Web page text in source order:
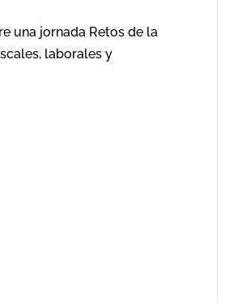
una jornada Retos de la
laborales y